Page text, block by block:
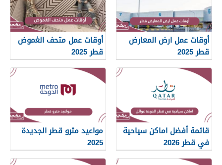
أوقات عمل ارض المعارض
قطر 2025
أوقات عمل متحف الغموض
قطر 2025
قائمة أفضل اماكن سياحية
في قطر 2026
مواعيد مترو قطر الجديدة
2025